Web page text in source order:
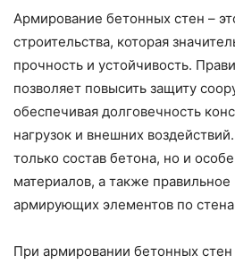
Армирование бетонных стен –
строительства, которая
прочность и устойчивость.
позволяет повысить защиту
обеспечивая долговечность
нагрузок и внешних
только состав бетона, но и
материалов, а также
армирующих элементов по
При армировании бетонных